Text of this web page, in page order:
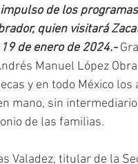
de los
quien visitará
de enero de 2024.-
Manuel López
y en todo México
mano, sin
de las familias.
Valadez, titular de la